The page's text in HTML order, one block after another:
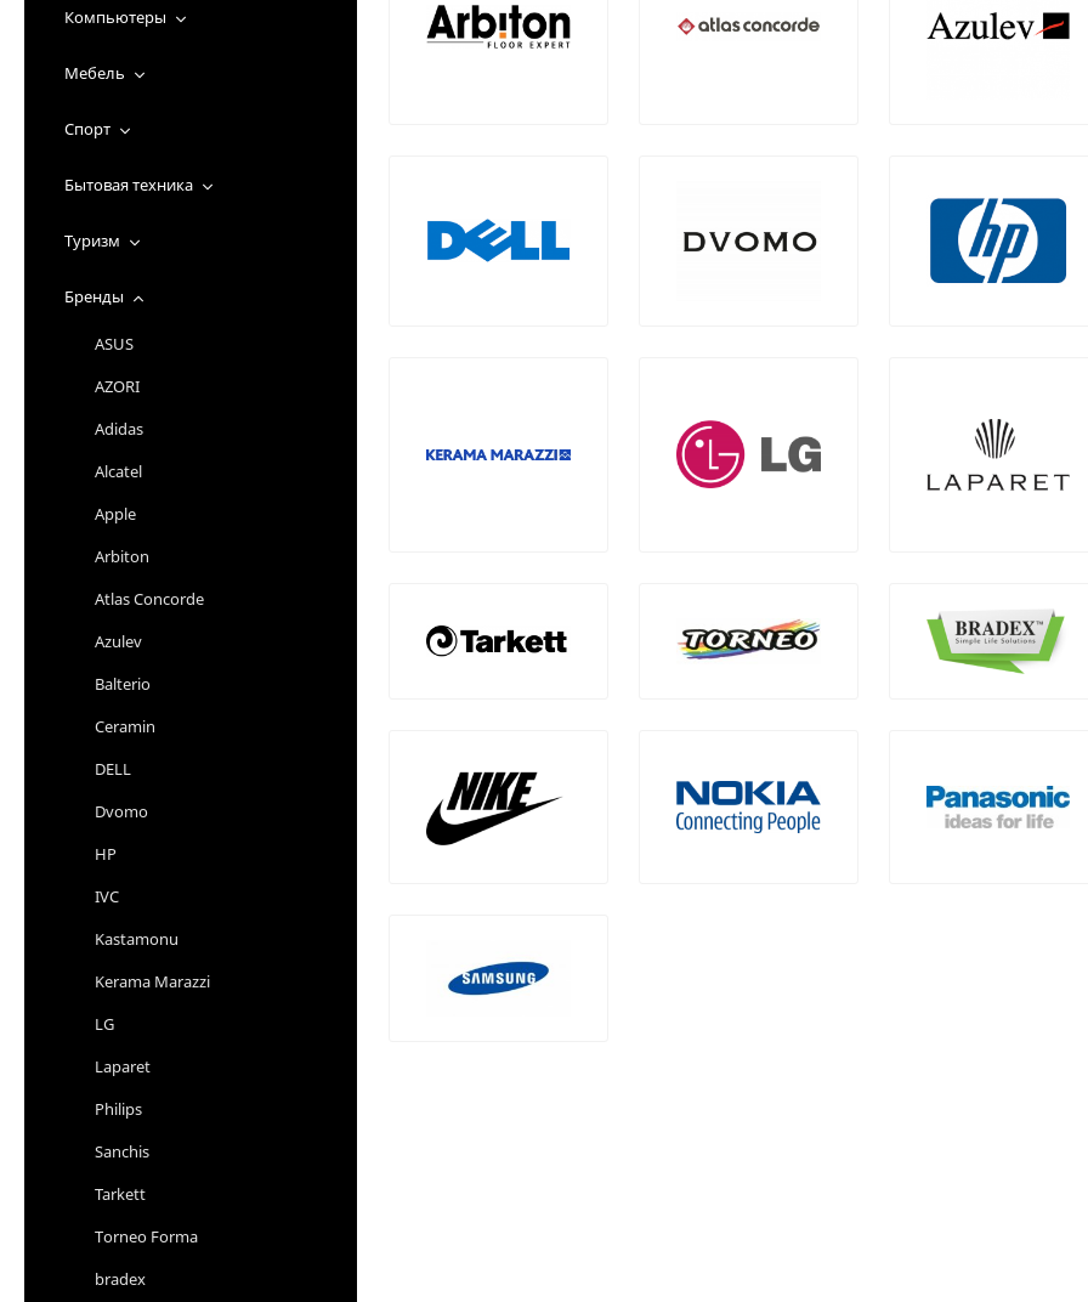
Компьютеры
Мебель
Спорт
Бытовая техника
Туризм
Бренды
ASUS
AZORI
Adidas
Alcatel
Apple
Arbiton
Atlas Concorde
Azulev
Balterio
Ceramin
DELL
Dvomo
HP
IVC
Kastamonu
Kerama Marazzi
LG
Laparet
Philips
Sanchis
Tarkett
Torneo Forma
bradex